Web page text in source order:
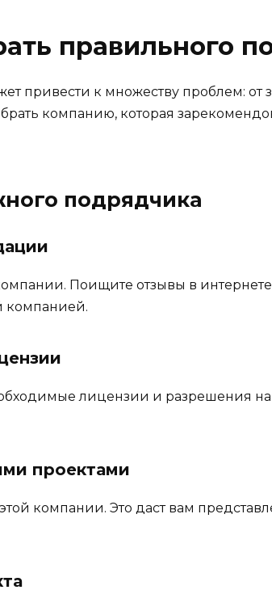
правильного
привести к множеству проблем: от
компанию, которая
подрядчика
Поищите отзывы в
компанией.
лицензии и разрешения на
проектами
компании. Это даст вам